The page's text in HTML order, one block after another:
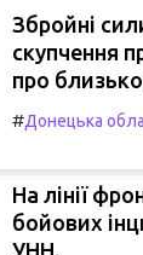
Збройні
скупчення
про
#Донецька
На лінії
бойових